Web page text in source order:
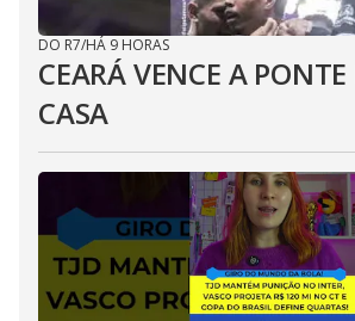
DO R7/HÁ 9 HORAS
CEARÁ VENCE A
CASA